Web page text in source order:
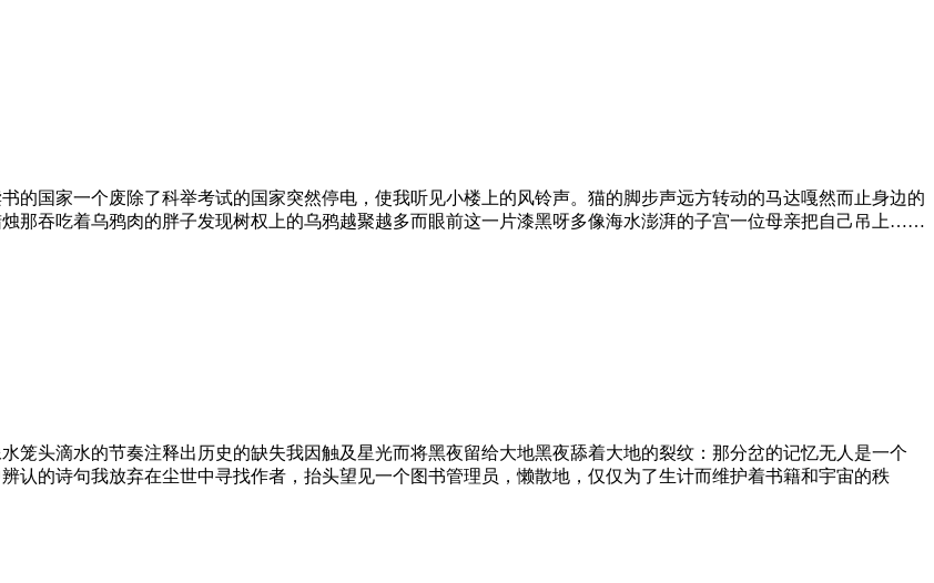
的国家一个废除了科举考试的国家突然停电，使我听见小楼上的风铃声。猫的脚步声远方转动的马达嘎然而止身边的
那吞吃着乌鸦肉的胖子发现树权上的乌鸦越聚越多而眼前这一片漆黑呀多像海水澎湃的子宫一位母亲把自己吊上……
笼头滴水的节奏注释出历史的缺失我因触及星光而将黑夜留给大地黑夜舔着大地的裂纹：那分岔的记忆无人是一个
认的诗句我放弃在尘世中寻找作者，抬头望见一个图书管理员，懒散地，仅仅为了生计而维护着书籍和宇宙的秩